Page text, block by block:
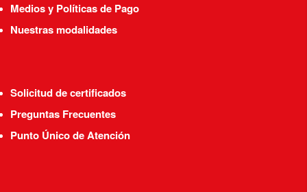
Medios y Políticas de Pago
Nuestras modalidades
Solicitud de certificados
Preguntas Frecuentes
Punto Único de Atención